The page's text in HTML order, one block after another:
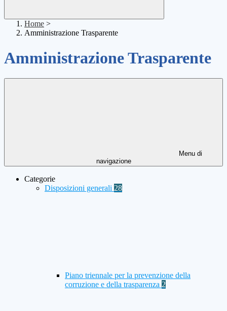
Home >
Amministrazione Trasparente
Amministrazione Trasparente
Menu di
navigazione
Categorie
Disposizioni generali 28
Piano triennale per la prevenzione della
corruzione e della trasparenza 2